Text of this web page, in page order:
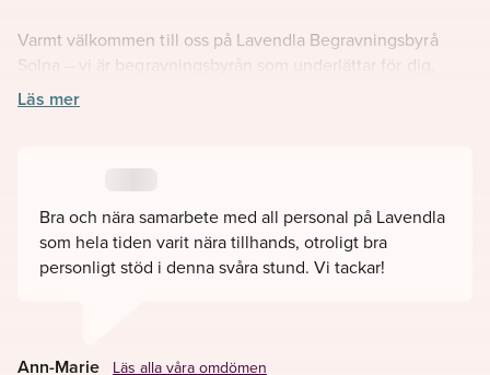
Varmt välkommen till oss på Lavendla Begravningsbyrå
Solna – vi är begravningsbyrån som underlättar för dig.
Läs mer
Bra och nära samarbete med all personal på Lavendla
som hela tiden varit nära tillhands, otroligt bra
personligt stöd i denna svåra stund. Vi tackar!
Ann-Marie Läs alla våra omdömen